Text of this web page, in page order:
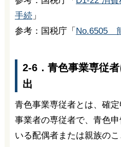
手続」
参考：国税庁「 No.6505
2-6．青色事業専従
出
青色事業専従者とは、確
事業者の専従者で、青色
いる配偶者または親族のこ